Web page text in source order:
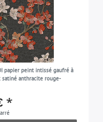
papier peint intissé gaufré à
satiné anthracite rouge-
*